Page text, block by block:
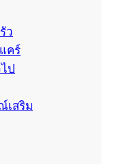
ว
คร์
ป
เสริม